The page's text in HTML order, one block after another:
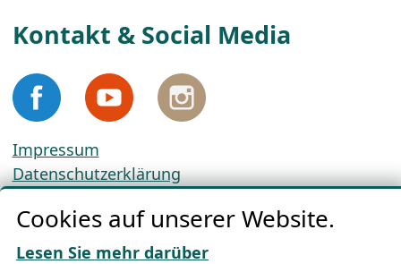
Kontakt & Social Media
Impressum
Datenschutzerklärung
AGBs
Download „Nordic Tango“
Cookies auf unserer Website.
Lesen Sie mehr darüber